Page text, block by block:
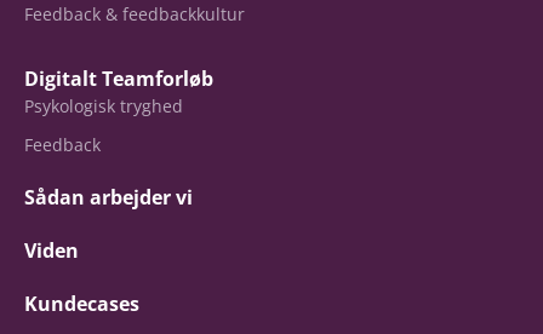
Feedback & feedbackkultur
Digitalt Teamforløb
Psykologisk tryghed
Feedback
Sådan arbejder vi
Viden
Kundecases